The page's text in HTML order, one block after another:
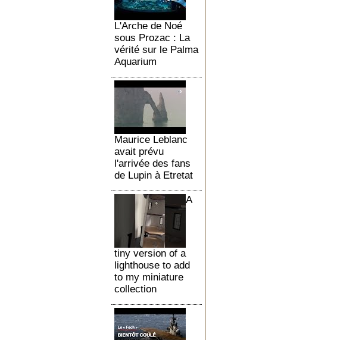
L'Arche de Noé
sous Prozac : La
vérité sur le Palma
Aquarium
Maurice Leblanc
avait prévu
l'arrivée des fans
de Lupin à Etretat
A
tiny version of a
lighthouse to add
to my miniature
collection